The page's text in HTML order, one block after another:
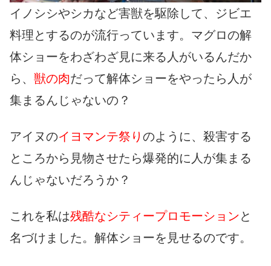
イノシシやシカなど害獣を駆除して、ジビエ
料理とするのが流行っています。マグロの解
体ショーをわざわざ見に来る人がいるんだか
ら、 獣の肉だって解体ショーをやったら人が
集まるんじゃないの？
アイヌのイヨマンテ祭り のように、殺害する
ところから見物させたら爆発的に人が集まる
んじゃないだろうか？
これを私は残酷なシティープロモーションと
名づけました。解体ショーを見せるのです。